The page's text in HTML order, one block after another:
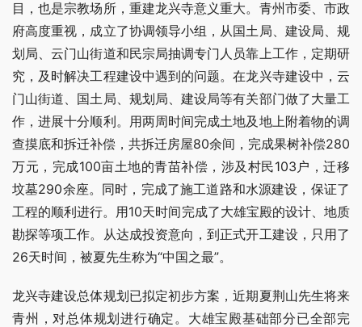
目，也是宗教场所，重建龙兴寺意义重大。青州市委、市政
府高度重视，成立了协调领导小组，从国土局、建设局、规
划局、云门山街道和民宗局抽调专门人员靠上工作，定期研
究，及时解决工程建设中遇到的问题。在龙兴寺建设中，云
门山街道、国土局、规划局、建设局等有关部门做了大量工
作，进展十分顺利。用两周时间完成土地及地上附着物的调
查摸底和拆迁补偿，共拆迁房屋80余间，完成果树补偿280
万元，完成100亩土地的青苗补偿，涉及村民103户，迁移
坟墓290余座。同时，完成了施工道路和水源建设，保证了
工程的顺利进行。用10天时间完成了大雄宝殿的设计、地质
勘探等项工作。从达成投资意向，到正式开工建设，只用了
26天时间，被夏先生称为“中国之最”。
龙兴寺建设总体规划已拟定初步方案，近期夏荆山先生将来
青州，对总体规划进行确定。大雄宝殿基础部分已全部完